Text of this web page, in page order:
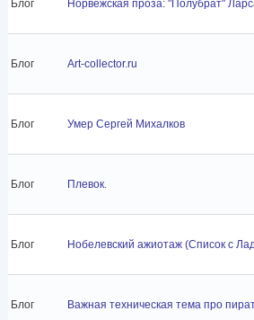
Блог Норвежская проза: "Полубрат"
Блог Art-collector.ru
Блог Умер Сергей Михалков
Блог Плевок.
Блог Нобелевский ажиотаж (Список с
Блог Важная техническая тема про